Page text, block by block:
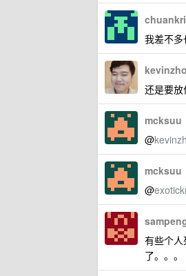
我差不
还是要
mcksuu
@
mcksuu
@
有些个
了。。。